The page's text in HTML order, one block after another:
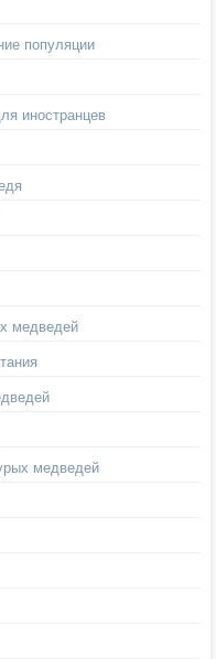
популяции
иностранцев
медведей
медведей